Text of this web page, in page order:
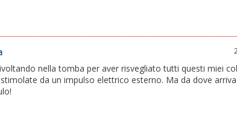
nella tomba per aver risvegliato tutti questi miei
da un impulso elettrico esterno. Ma da dove